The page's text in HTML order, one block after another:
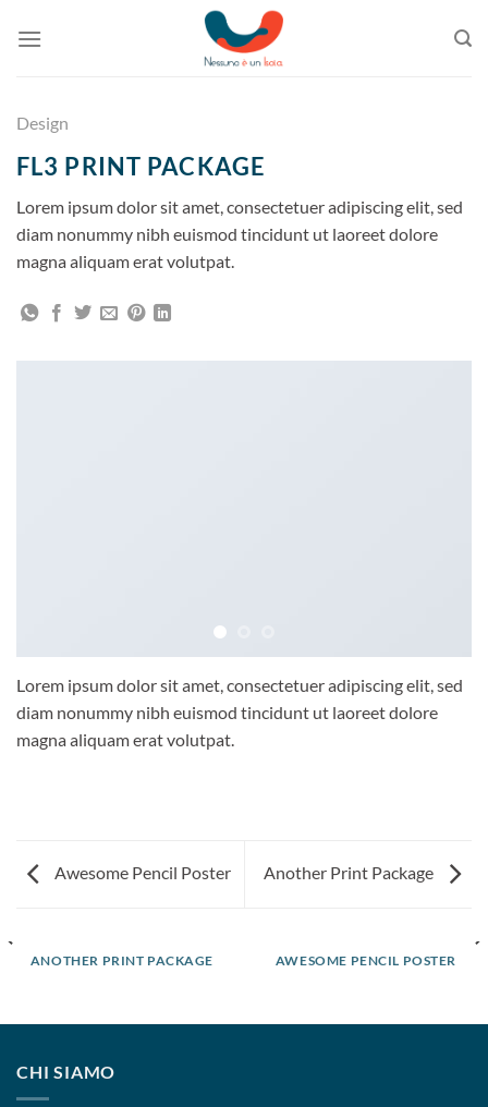
Design
FL3 PRINT PACKAGE
Lorem ipsum dolor sit amet, consectetuer adipiscing elit, sed
diam nonummy nibh euismod tincidunt ut laoreet dolore
magna aliquam erat volutpat.
Lorem ipsum dolor sit amet, consectetuer adipiscing elit, sed
diam nonummy nibh euismod tincidunt ut laoreet dolore
magna aliquam erat volutpat.
Awesome Pencil Poster Another Print Package
ANOTHER PRINT PACKAGE AWESOME PENCIL POSTER
CHI SIAMO